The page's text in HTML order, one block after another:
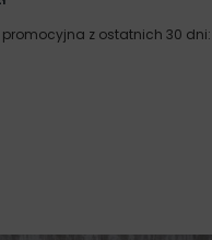
z ostatnich 30 dni: